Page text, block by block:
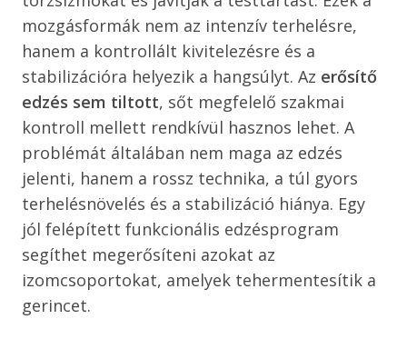
mozgásformák nem az intenzív terhelésre,
hanem a kontrollált kivitelezésre és a
stabilizációra helyezik a hangsúlyt. Az erősítő
edzés sem tiltott, sőt megfelelő szakmai
kontroll mellett rendkívül hasznos lehet. A
problémát általában nem maga az edzés
jelenti, hanem a rossz technika, a túl gyors
terhelésnövelés és a stabilizáció hiánya. Egy
jól felépített funkcionális edzésprogram
segíthet megerősíteni azokat az
izomcsoportokat, amelyek tehermentesítik a
gerincet.